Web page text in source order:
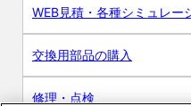
WEB見積・各種シミュレー
交換用部品の購入
修理・点検